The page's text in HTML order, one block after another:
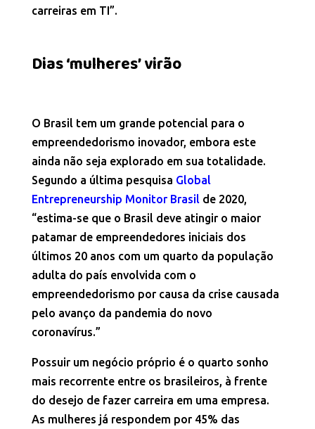
carreiras em TI”.
Dias ‘mulheres’ virão
O Brasil tem um grande potencial para o
empreendedorismo inovador, embora este
ainda não seja explorado em sua totalidade.
Segundo a última pesquisa Global
Entrepreneurship Monitor Brasil de 2020,
“estima-se que o Brasil deve atingir o maior
patamar de empreendedores iniciais dos
últimos 20 anos com um quarto da população
adulta do país envolvida com o
empreendedorismo por causa da crise causada
pelo avanço da pandemia do novo
coronavírus.”
Possuir um negócio próprio é o quarto sonho
mais recorrente entre os brasileiros, à frente
do desejo de fazer carreira em uma empresa.
As mulheres já respondem por 45% das